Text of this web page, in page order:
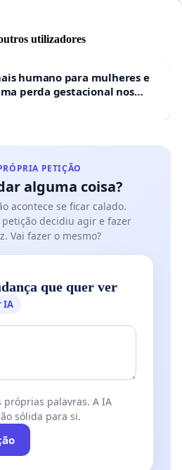
utilizadores
humano para mulheres e
perda gestacional nos
PETIÇÃO
alguma coisa?
acontece se ficar calado.
decidiu agir e fazer
Vai fazer o mesmo?
que quer ver
IA
próprias palavras. A IA
sólida para si.